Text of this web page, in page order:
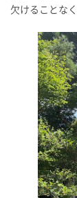
欠けることな